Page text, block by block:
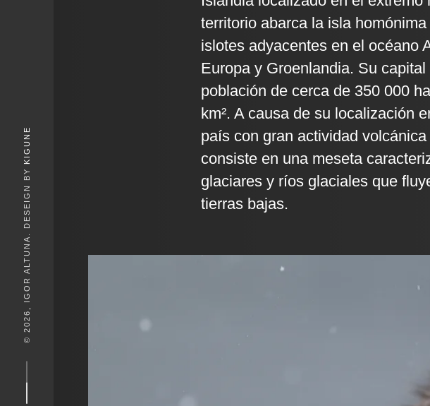
© 2026, IGOR ALTUNA. DESEIGN BY
KIGUNE
territorio abarca la isla
islotes adyacentes en el océano
Europa y Groenlandia. Su
población de cerca de 350 000
km². A causa de su localización
país con gran actividad
consiste en una meseta
glaciares y ríos glaciales que
tierras bajas.